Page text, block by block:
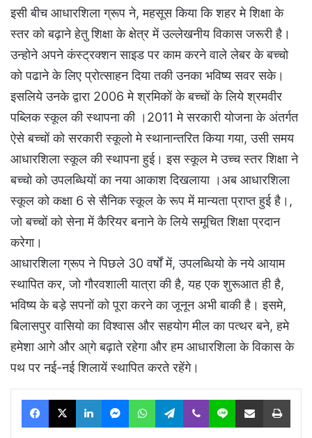
इसी बीच आधारशिला ग्रूप ने, महसूस किया कि शहर मे शिक्षा के
स्तर को बढ़ाने हेतु शिक्षा के क्षेत्र में उल्लेखनीय विकास जरूरी है।
उन्होने अपने कंस्ट्रक्शन साइड पर काम करने वाले लेबर के बच्चो
को पढाने के लिए प्रोत्साहन दिया तकी उनका भविष्य सवर सके।
इसलिये उनके द्वारा 2006 मे श्रमिकों के बच्चों के लिये श्रमवीर
पब्लिक स्कूल की स्थापना की ।2011 मे सरकारी योजना के अंतर्गत
ऐसे बच्चों को सरकारी स्कूलो मे स्थानान्तरित किया गया, उसी समय
आधारशिला स्कूल की स्थापना हुई। इस स्कूल मे उच्च स्तर शिक्षा ने
बच्चो को उपलब्धियों का नया आकाश दिखलाया ।अब आधारशिला
स्कूल को कक्षा 6 से सैनिक स्कूल के रूप में मान्यता प्राप्त हुई है।,
जो बच्चों को सेना में कैरियर बनाने के लिये समूचित शिक्षा प्रदान
करेगा।
आधारशिला ग्रूप ने पिछले 30 वर्षों में, उपलब्धियो के नये आयाम
स्थापित कर, जो गौरवशाली यात्रा की है, यह एक शुरूआत ही है,
भविष्य के बड़े सपनों को पूरा करने का जूनून अभी बाकी है। इसमे,
बिलासपुर वासियो का विश्वास और सहयोग मील का पत्थर बने, हमे
हमेशा आगे और आ्गे बढ़ाते रहेगा और हम आधारशिला के विकास के
पथ पर नई-नई शिलायें स्थापित करते रहेंगे।
Facebook
X LinkedInMessengerWhatsAppTelegram
Viber Line Share via Email Print